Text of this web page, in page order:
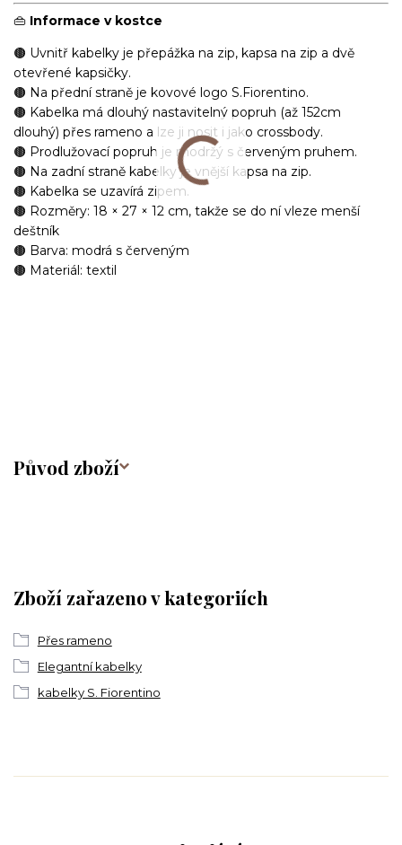
👜 Informace v kostce
🟤 Uvnitř kabelky je přepážka na zip, kapsa na zip a dvě
otevřené kapsičky.
🟤 Na přední straně je kovové logo S.Fiorentino.
🟤 Kabelka má dlouhý nastavitelný popruh (až 152cm
dlouhý) přes rameno a lze ji nosit i jako crossbody.
🟤 Prodlužovací popruh je modržý s červeným pruhem.
🟤 Na zadní straně kabelky je vnější kapsa na zip.
🟤 Kabelka se uzavírá zipem.
🟤 Rozměry: 18 × 27 × 12 cm, takže se do ní vleze menší
deštník
🟤 Barva: modrá s červeným
🟤 Materiál: textil
Původ zboží
Zboží zařazeno v kategoriích
Přes rameno
Elegantní kabelky
kabelky S. Fiorentino